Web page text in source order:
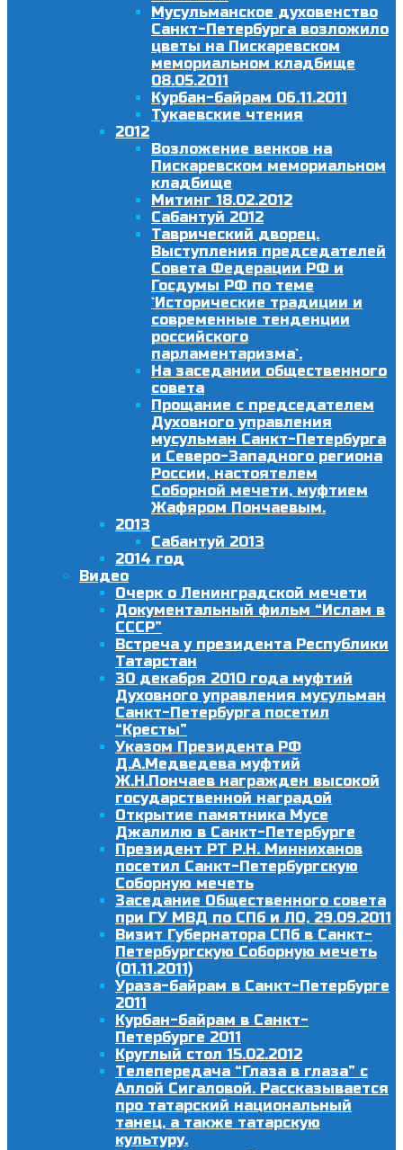
Мусульманское духовенство
Санкт-Петербурга возложило
цветы на Пискаревском
мемориальном кладбище
08.05.2011
Курбан-байрам 06.11.2011
Тукаевские чтения
2012
Возложение венков на
Пискаревском мемориальном
кладбище
Митинг 18.02.2012
Сабантуй 2012
Таврический дворец.
Выступления председателей
Совета Федерации РФ и
Госдумы РФ по теме
`Исторические традиции и
современные тенденции
российского
парламентаризма`.
На заседании общественного
совета
Прощание с председателем
Духовного управления
мусульман Санкт-Петербурга
и Северо-Западного региона
России, настоятелем
Соборной мечети, муфтием
Жафяром Пончаевым.
2013
Сабантуй 2013
2014 год
Видео
Очерк о Ленинградской мечети
Документальный фильм “Ислам в
СССР”
Встреча у президента Республики
Татарстан
30 декабря 2010 года муфтий
Духовного управления мусульман
Санкт-Петербурга посетил
“Кресты”
Указом Президента РФ
Д.А.Медведева муфтий
Ж.Н.Пончаев награжден высокой
государственной наградой
Открытие памятника Мусе
Джалилю в Санкт-Петербурге
Президент РТ Р.Н. Минниханов
посетил Санкт-Петербургскую
Соборную мечеть
Заседание Общественного совета
при ГУ МВД по СПб и ЛО, 29.09.2011
Визит Губернатора СПб в Санкт-
Петербургскую Соборную мечеть
(01.11.2011)
Ураза-байрам в Санкт-Петербурге
2011
Курбан-байрам в Санкт-
Петербурге 2011
Круглый стол 15.02.2012
Телепередача “Глаза в глаза” с
Аллой Сигаловой. Рассказывается
про татарский национальный
танец, а также татарскую
культуру.